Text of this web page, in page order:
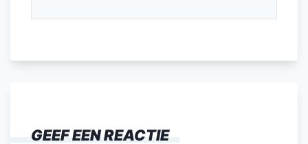
GEEF EEN REACTIE